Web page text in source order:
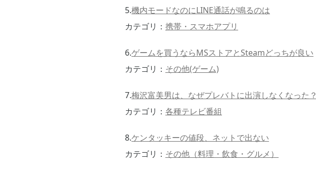
5.機内モードなのにLINE通話が鳴るのは
カテゴリ： 携帯・スマホアプリ
6.ゲームを買うならMSストアとSteamどっちが良い
カテゴリ： その他(ゲーム)
7.梅沢富美男は、なぜプレバトに出演しなくなった？
カテゴリ： 各種テレビ番組
8.ケンタッキーの値段、ネットで出ない
カテゴリ： その他（料理・飲食・グルメ）